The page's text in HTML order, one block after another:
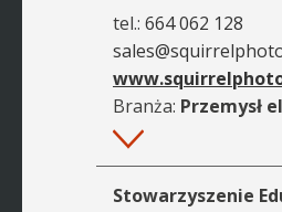
tel.: 664 062 128
Branża: Przemysł
Więcej
Stowarzyszenie